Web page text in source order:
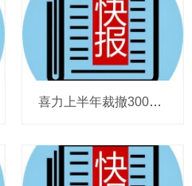
喜力上半年裁撤3000岗位，太古可口可乐总裁说饮料品类增长态势良好，华润饮料下半年要打三场关键战役，帝亚吉欧新帅努力应对白酒市场影响